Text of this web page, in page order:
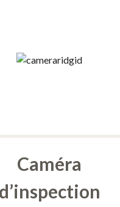
Caméra